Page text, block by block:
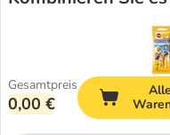
Gesamtpreis
0,00 €